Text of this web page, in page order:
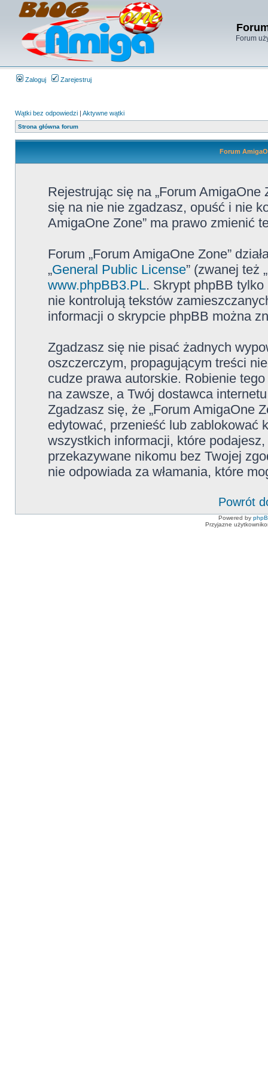
Forum
Zaloguj Zarejestruj
Wątki bez odpowiedzi | Aktywne wątki
Strona główna forum
Forum
Rejestrując się na „Forum
się na nie nie zgadzasz, opuść i nie
AmigaOne Zone” ma prawo zmienić
Forum „Forum AmigaOne Zone”
„General Public License” (zwanej też
www.phpBB3.PL. Skrypt phpBB tylko
nie kontrolują tekstów
informacji o skrypcie phpBB można
Zgadzasz się nie pisać żadnych
oszczerczym, propagującym treści
cudze prawa autorskie. Robienie
na zawsze, a Twój dostawca
Zgadzasz się, że „Forum AmigaOne
edytować, przenieść lub zablokować
wszystkich informacji, które
przekazywane nikomu bez Twojej
nie odpowiada za włamania, które
Powrót
Powered by
Przyjazne